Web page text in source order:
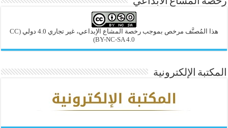
هذا المُصنَّف مرخص بموجب رخصة المشاع الإبداعي، غير تجاري 4.0 دولي
(CC
BY-NC-SA 4.0)
المكتبة الإلكترونية